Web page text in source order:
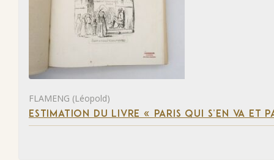
FLAMENG (Léopold)
ESTIMATION DU LIVRE « PARIS QUI S’EN VA ET